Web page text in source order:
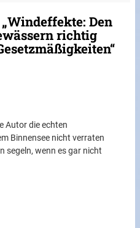
Den
richtig
Autor die echten
Binnensee nicht verraten
segeln, wenn es gar nicht